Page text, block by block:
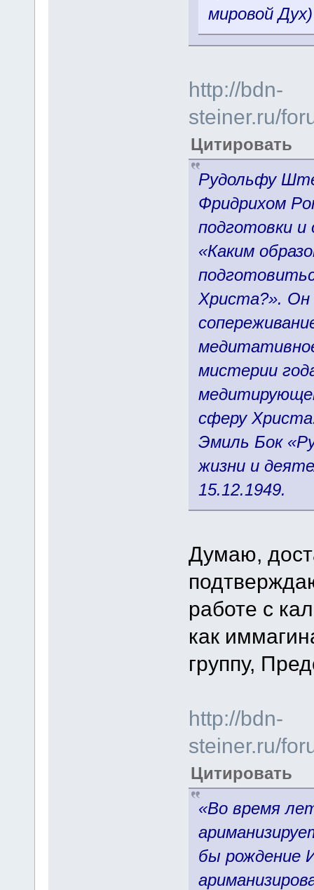
мировой
http://bdn-
steiner.ru/
Цитировать
Рудольфу
Фридрихом
подготовки
«Каким
Христа?».
мистерии
сферу
Эмиль Бок
жизни и
15.12.1949.
Думаю,
работе с
как
группу,
http://bdn-
steiner.ru/
Цитировать
«Во время
бы рождение